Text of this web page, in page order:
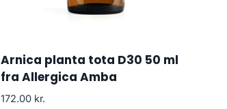
Arnica planta tota D30 50 ml
fra Allergica Amba
172.00 kr.